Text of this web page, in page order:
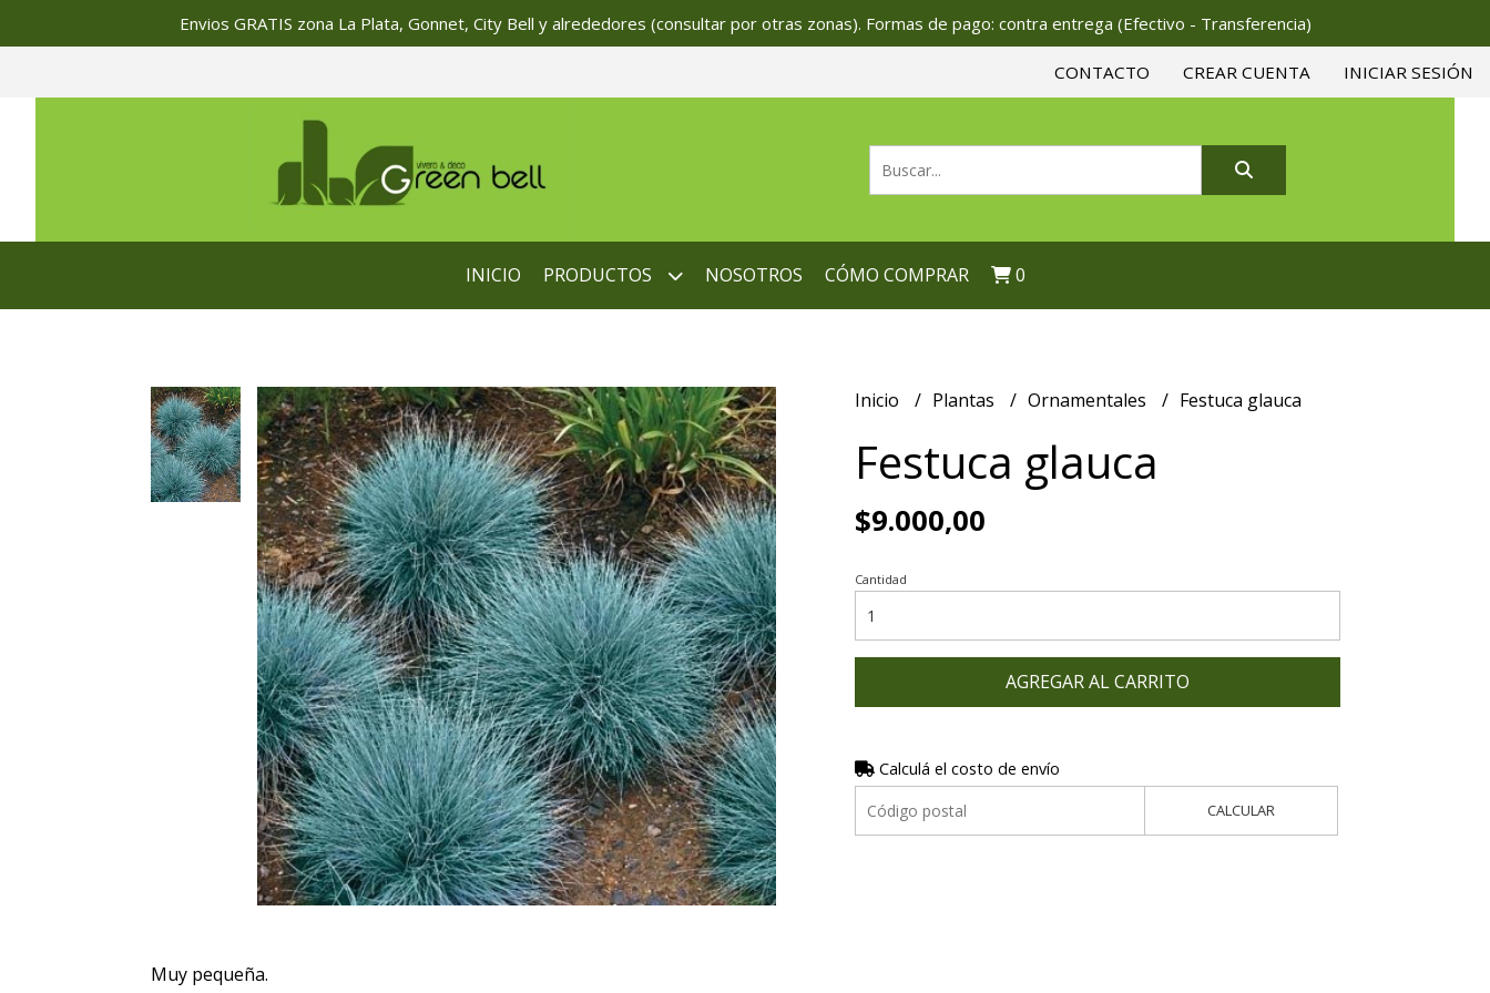
Envios GRATIS zona La Plata, Gonnet, City Bell y alrededores (consultar por otras zonas). Formas de pago: contra entrega (Efectivo - Transferencia)
CONTACTO CREAR CUENTA INICIAR SESIÓN
INICIO PRODUCTOS NOSOTROS CÓMO COMPRAR 0
Muy pequeña.
Inicio Plantas Ornamentales Festuca glauca
Festuca glauca
$9.000,00
Cantidad
AGREGAR AL CARRITO
Calculá el costo de envío
CALCULAR